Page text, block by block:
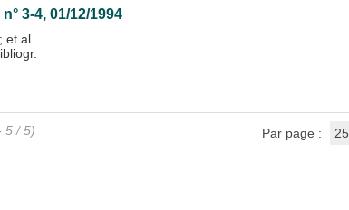
3-4, 01/12/1994
; et al.
5 / 5) Par page : 25